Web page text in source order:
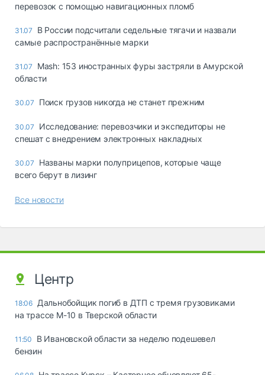
перевозок с помощью навигационных пломб
31.07
В России подсчитали седельные тягачи и назвали
самые распространённые марки
31.07
Mash: 153 иностранных фуры застряли в Амурской
области
30.07 Поиск грузов никогда не станет прежним
30.07
Исследование: перевозчики и экспедиторы не
спешат с внедрением электронных накладных
30.07
Названы марки полуприцепов, которые чаще
всего берут в лизинг
Все новости
Центр
18:06 Дальнобойщик погиб в ДТП с тремя грузовиками
на трассе М-10 в Тверской области
11:50
В Ивановской области за неделю подешевел
бензин